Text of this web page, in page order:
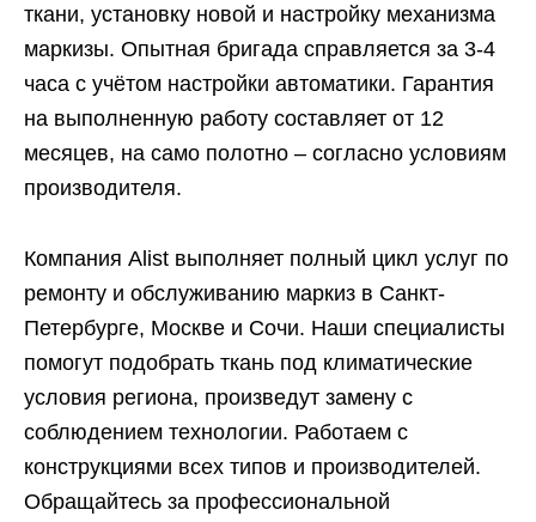
ткани, установку новой и настройку механизма
маркизы. Опытная бригада справляется за 3-4
часа с учётом настройки автоматики. Гарантия
на выполненную работу составляет от 12
месяцев, на само полотно – согласно условиям
производителя.
Компания Alist выполняет полный цикл услуг по
ремонту и обслуживанию маркиз в Санкт-
Петербурге, Москве и Сочи. Наши специалисты
помогут подобрать ткань под климатические
условия региона, произведут замену с
соблюдением технологии. Работаем с
конструкциями всех типов и производителей.
Обращайтесь за профессиональной